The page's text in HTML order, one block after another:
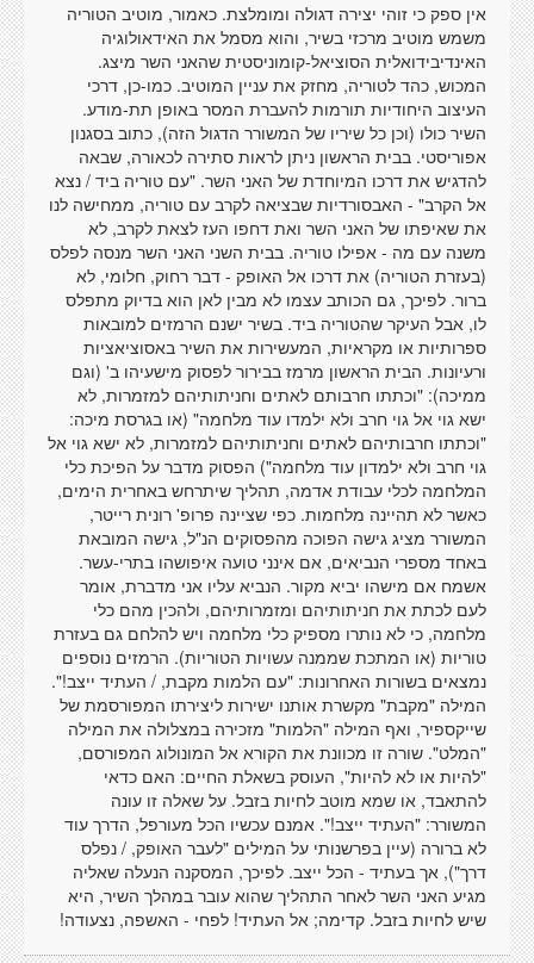
אין ספק כי זוהי יצירה דגולה ומומלצת. כאמור, מוטיב הטוריה
משמש מוטיב מרכזי בשיר, והוא מסמל את האידאולוגיה
האינדיבידואלית הסוציאל-קומוניסטית שהאני השר מיצג.
המכוש, כהד לטוריה, מחזק את עניין המוטיב. כמו-כן, דרכי
העיצוב היחודיות תורמות להעברת המסר באופן תת-מודע.
השיר כולו (וכן כל שיריו של המשורר הדגול הזה), כתוב בסגנון
אפוריסטי. בבית הראשון ניתן לראות סתירה לכאורה, שבאה
להדגיש את דרכו המיוחדת של האני השר. "עם טוריה ביד / נצא
אל הקרב" - האבסורדיות שבציאה לקרב עם טוריה, ממחישה לנו
את שאיפתו של האני השר ואת דחפו העז לצאת לקרב, לא
משנה עם מה - אפילו טוריה. בבית השני האני השר מנסה לפלס
(בעזרת הטוריה) את דרכו אל האופק - דבר רחוק, חלומי, לא
ברור. לפיכך, גם הכותב עצמו לא מבין לאן הוא בדיוק מתפלס
לו, אבל העיקר שהטוריה ביד. בשיר ישנם הרמזים למובאות
ספרותיות או מקראיות, המעשירות את השיר באסוציאציות
ורעיונות. הבית הראשון מרמז בבירור לפסוק מישעיהו ב' (וגם
ממיכה): "וכתתו חרבותם לאתים וחניתותיהם למזמרות, לא
ישא גוי אל גוי חרב ולא ילמדו עוד מלחמה" (או בגרסת מיכה:
"וכתתו חרבותיהם לאתים וחניתותיהם למזמרות, לא ישא גוי אל
גוי חרב ולא ילמדון עוד מלחמה") הפסוק מדבר על הפיכת כלי
המלחמה לכלי עבודת אדמה, תהליך שיתרחש באחרית הימים,
כאשר לא תהיינה מלחמות. כפי שציינה פרופ' רונית רייטר,
המשורר מציג גישה הפוכה מהפסוקים הנ"ל, גישה המובאת
באחד מספרי הנביאים, אם אינני טועה איפושהו בתרי-עשר.
אשמח אם מישהו יביא מקור. הנביא עליו אני מדברת, אומר
לעם לכתת את חניתותיהם ומזמרותיהם, ולהכין מהם כלי
מלחמה, כי לא נותרו מספיק כלי מלחמה ויש להלחם גם בעזרת
טוריות (או המתכת שממנה עשויות הטוריות). הרמזים נוספים
נמצאים בשורות האחרונות: "עם הלמות מקבת, / העתיד ייצב!".
המילה "מקבת" מקשרת אותנו ישירות ליצירתו המפורסמת של
שייקספיר, ואף המילה "הלמות" מזכירה במצלולה את המילה
"המלט". שורה זו מכוונת את הקורא אל המונולוג המפורסם,
"להיות או לא להיות", העוסק בשאלת החיים: האם כדאי
להתאבד, או שמא מוטב לחיות בזבל. על שאלה זו עונה
המשורר: "העתיד ייצב!". אמנם עכשיו הכל מעורפל, הדרך עוד
לא ברורה (עיין בפרשנותי על המילים "לעבר האופק, / נפלס
דרך"), אך בעתיד - הכל ייצב. לפיכך, המסקנה הנעלה שאליה
מגיע האני השר לאחר התהליך שהוא עובר במהלך השיר, היא
שיש לחיות בזבל. קדימה; אל העתיד! לפחי - האשפה, נצעודה!